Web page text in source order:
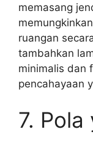
memasang
ruangan
tambahkan
minimalis dan
pencahayaan
7. Pola